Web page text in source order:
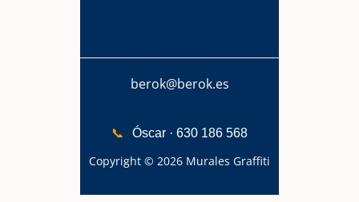
berok@berok.es
📞 Óscar · 630 186 568
Copyright © 2026 Murales Graffiti